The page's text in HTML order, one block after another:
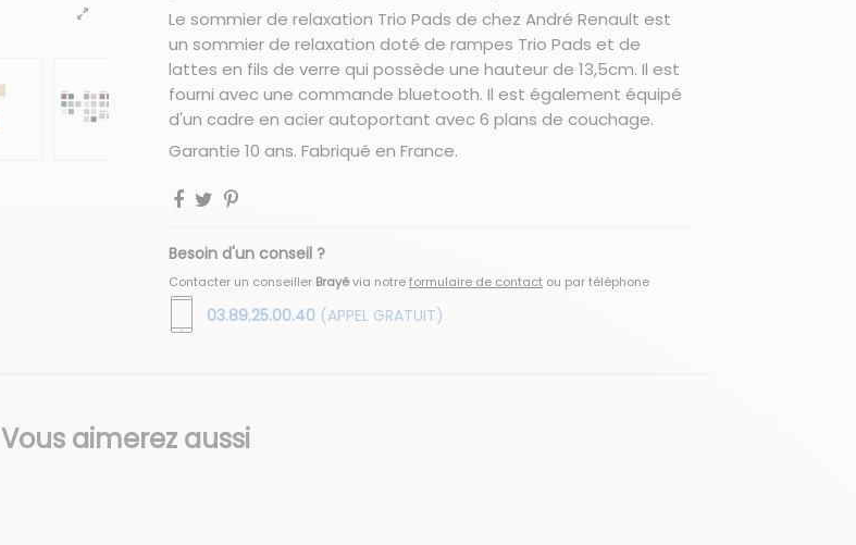
Le sommier de relaxation Trio Pads de chez André Renault est
un sommier de relaxation doté de rampes Trio Pads et de
lattes en fils de verre qui possède une hauteur de 13,5cm. Il est
fourni avec une commande bluetooth. Il est également équipé
d'un cadre en acier autoportant avec 6 plans de couchage.
Garantie 10 ans. Fabriqué en France.
Besoin d'un conseil ?
Contacter un conseiller Brayévia notreformulaire de contact ou par téléphone
03.89.25.00.40 (APPEL GRATUIT)
Vous aimerez aussi